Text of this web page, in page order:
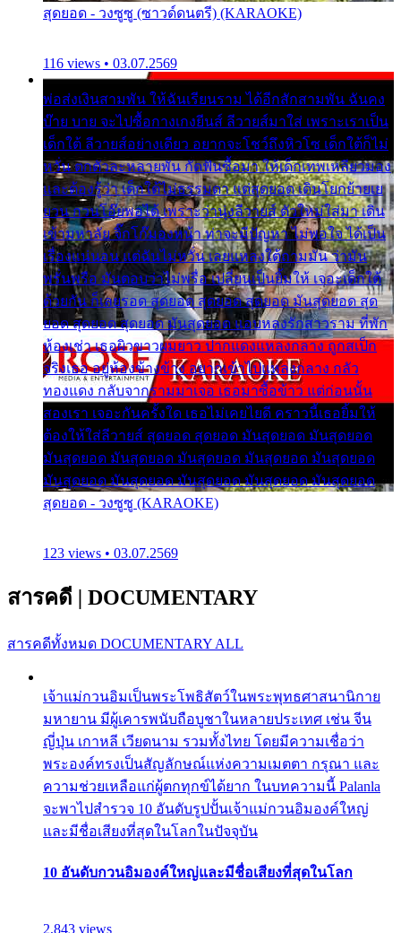
สุดยอด - วงซูซู (ซาวด์ดนตรี) (KARAOKE)
116 views • 03.07.2569
พ่อส่งเงินสามพัน ให้ฉันเรียนราม ได้อีกสักสามพัน ฉันคง
บ๊าย บาย จะไปซื้อกางเกงยีนส์ ลีวายส์มาใส่ เพราะเราเป็น
เด็กใต้ ลีวายส์อย่างเดียว อยากจะโชว์ถึงหิวโซ เด็กใต้ก็ไม่
หวั่น ตกตัวละหลายพัน กัดฟันซื้อมา ให้เด็กเทพเหลียวมอง
และต้องรู้ว่า เด็กใต้ไม่ธรรมดา แต่สุดยอด เดินโยกย้ายเย
ยวน กวนโอ๊ยพอได้ เพราะว่านุ่งลีวายส์ ตัวใหม่ใส่มา เดิน
เข้ามหาลัย จิ๊กโก๊มองหน้า ท่าจะมีปัญหา ไม่พอใจ ได้เป็น
เรื่องแน่นอน แต่ฉันไม่หวั่น เลยแหลงใต้ถามมัน ว่ามัน
พรั่นพรือ มันตอบว่าไม่พรื่อ เปลี่ยนเป็นยิ้มให้ เจอะเด็กใต้
ด้วยกัน ก็เลยรอด สุดยอด สุดยอด สุดยอด มันสุดยอด สุด
ยอด สุดยอด สุดยอด มันสุดยอด แอบหลงรักสาวราม ที่พัก
ห้องเช่า เธอผิวขาวผมยาว ปากแดงแหลงกลาง ถูกสเป็ก
จริงเธอ อยู่ห้องข้างข้าง อยากเข้าไปแหลงกลาง กลัว
ทองแดง กลับจากรามมาเจอ เธอมาซื้อข้าว แต่ก่อนนั้น
สองเรา เจอะกันครั้งใด เธอไม่เคยไยดี คราวนี้เธอยิ้มให้
ต้องให้ใส่ลีวายส์ สุดยอด สุดยอด มันสุดยอด มันสุดยอด
มันสุดยอด มันสุดยอด มันสุดยอด มันสุดยอด มันสุดยอด
มันสุดยอด มันสุดยอด มันสุดยอด มันสุดยอด มันสุดยอด
สุดยอด - วงซูซู (KARAOKE)
123 views • 03.07.2569
สารคดี | DOCUMENTARY
สารคดีทั้งหมด DOCUMENTARY ALL
เจ้าแม่กวนอิมเป็นพระโพธิสัตว์ในพระพุทธศาสนานิกาย
มหายาน มีผู้เคารพนับถือบูชาในหลายประเทศ เช่น จีน
ญี่ปุ่น เกาหลี เวียดนาม รวมทั้งไทย โดยมีความเชื่อว่า
พระองค์ทรงเป็นสัญลักษณ์แห่งความเมตตา กรุณา และ
ความช่วยเหลือแก่ผู้ตกทุกข์ได้ยาก ในบทความนี้ Palanla
จะพาไปสำรวจ 10 อันดับรูปปั้นเจ้าแม่กวนอิมองค์ใหญ่
และมีชื่อเสียงที่สุดในโลกในปัจจุบัน
10 อันดับกวนอิมองค์ใหญ่และมีชื่อเสียงที่สุดในโลก
2,843 views